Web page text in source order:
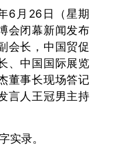
6月26日（星期
会闭幕新闻发布
会长，中国贸促
、中国国际展览
董事长现场答记
言人王冠男主持
实录。